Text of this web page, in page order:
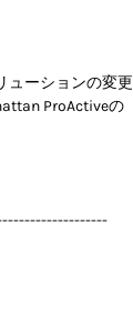
ューションの変更
ProActiveの